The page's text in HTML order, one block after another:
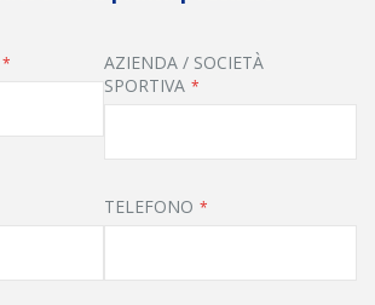
AZIENDA / SOCIETÀ
SPORTIVA
TELEFONO